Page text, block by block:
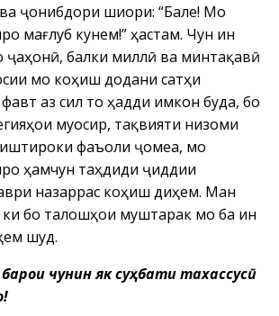
ҷонибдори шиори: “Бале! Мо
мағлуб кунем!” ҳастам. Чун ин
ҷаҳонӣ, балки миллӣ ва минтақавӣ
мо коҳиш додани сатҳи
аз сил то ҳадди имкон буда, бо
муосир, тақвияти низоми
иштироки фаъоли ҷомеа, мо
ҳамчун таҳдиди ҷиддии
назаррас коҳиш диҳем. Ман
бо талошҳои муштарак мо ба ин
шуд.
чунин як суҳбати тахассусӣ